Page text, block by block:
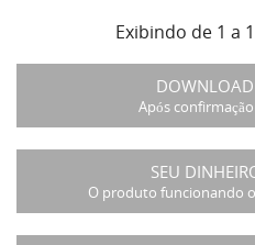
Exibindo de 1 a
Após
SEU
O produto funcionando